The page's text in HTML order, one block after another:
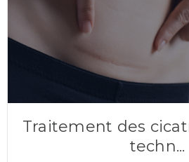
Traitement des
techn...